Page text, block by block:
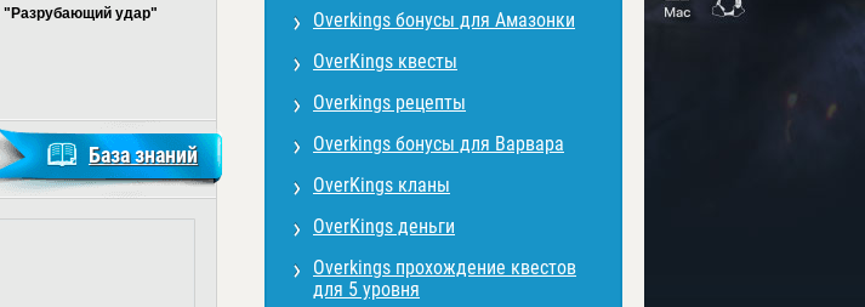
"Разрубающий удар"
База знаний
Overkings бонусы для Амазонки
OverKings квесты
Overkings рецепты
Overkings бонусы для Варвара
OverKings кланы
OverKings деньги
Overkings прохождение квестов
для 5 уровня